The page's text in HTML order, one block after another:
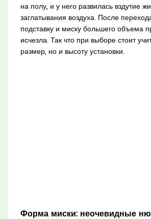
на полу, и у него развилась вздутие
заглатывания воздуха. После
подставку и миску большего объема
исчезла. Так что при выборе стоит
размер, но и высоту установки.
Форма миски: неочевидные